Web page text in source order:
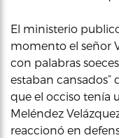
El ministerio
momento el señor
con palabras
estaban cansados”
que el occiso tenía
Meléndez
reaccionó en